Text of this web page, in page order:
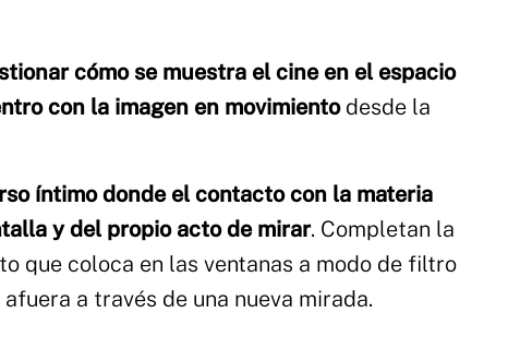
cómo se muestra el cine en el espacio
con la imagen en movimiento desde la
íntimo donde el contacto con la materia
y del propio acto de mirar. Completan la
que coloca en las ventanas a modo de filtro
a través de una nueva mirada.